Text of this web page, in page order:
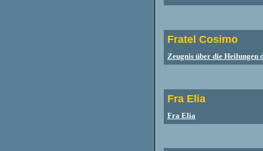
Fratel Cosimo
Zeugnis über die Heilungen
Fra Elia
Fra Elia